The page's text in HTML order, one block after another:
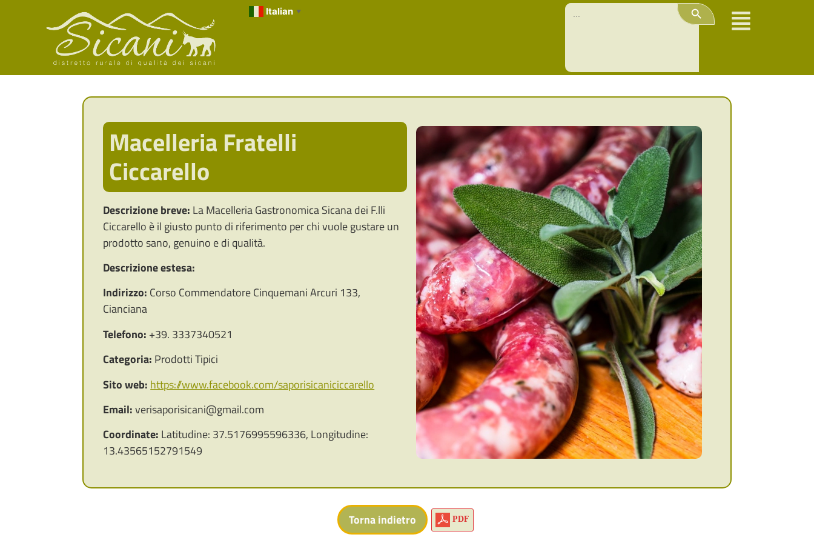
Italian ▼
Search
for:
Search Button
Macelleria Fratelli
Ciccarello
Descrizione breve: La Macelleria Gastronomica Sicana dei F.lli
Ciccarello è il giusto punto di riferimento per chi vuole gustare un
prodotto sano, genuino e di qualità.
Descrizione estesa:
Indirizzo: Corso Commendatore Cinquemani Arcuri 133,
Cianciana
Telefono: +39. 3337340521
Categoria: Prodotti Tipici
Sito web: https://www.facebook.com/saporisicaniciccarello
Email:verisaporisicani@gmail.com
Coordinate: Latitudine: 37.5176995596336, Longitudine:
13.43565152791549
PDF